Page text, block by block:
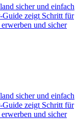
sicher und einfach
Guide zeigt Schritt für
und sicher
sicher und einfach
Guide zeigt Schritt für
und sicher